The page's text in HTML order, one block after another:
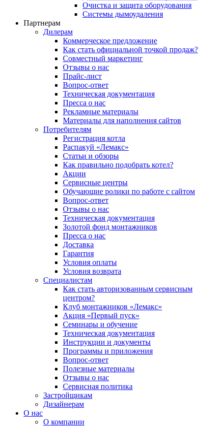
Очистка и защита оборудования
Системы дымоудаления
Партнерам
Дилерам
Коммерческое предложение
Как стать официальной точкой продаж?
Совместный маркетинг
Отзывы о нас
Прайс-лист
Вопрос-ответ
Техническая документация
Пресса о нас
Рекламные материалы
Материалы для наполнения сайтов
Потребителям
Регистрация котла
Распакуй «Лемакс»
Статьи и обзоры
Как правильно подобрать котел?
Акции
Сервисные центры
Обучающие ролики по работе с сайтом
Вопрос-ответ
Отзывы о нас
Техническая документация
Золотой фонд монтажников
Пресса о нас
Доставка
Гарантия
Условия оплаты
Условия возврата
Специалистам
Как стать авторизованным сервисным
центром?
Клуб монтажников «Лемакс»
Акция «Первый пуск»
Семинары и обучение
Техническая документация
Инструкции и документы
Программы и приложения
Вопрос-ответ
Полезные материалы
Отзывы о нас
Сервисная политика
Застройщикам
Дизайнерам
О нас
О компании